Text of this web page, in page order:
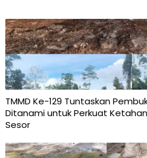
TMMD Ke-129 Tuntaskan
Ditanami untuk Perkuat
Sesor